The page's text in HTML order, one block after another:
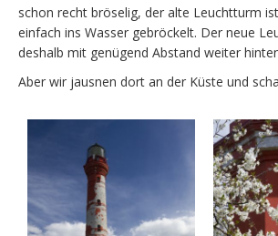
schon recht bröselig, der alte Leuchtturm
einfach ins Wasser gebröckelt. Der neue
deshalb mit genügend Abstand weiter
Aber wir jausnen dort an der Küste und